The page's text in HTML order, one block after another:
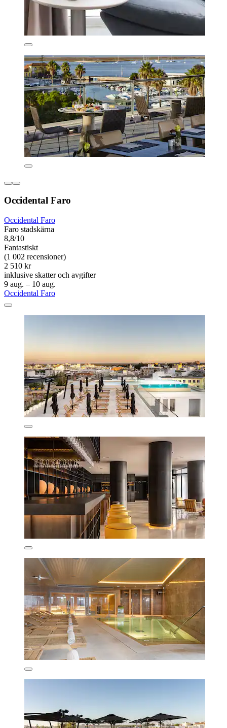
Occidental Faro
Occidental Faro
Faro stadskärna
8,8/10
Fantastiskt
(1 002 recensioner)
2 510 kr
inklusive skatter och avgifter
9 aug. – 10 aug.
Occidental Faro